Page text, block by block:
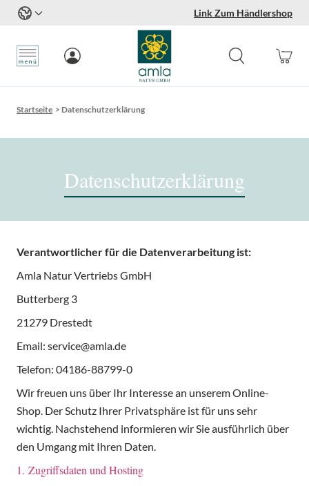
Link Zum Händlershop
Startseite > Datenschutzerklärung
Datenschutzerklärung
Verantwortlicher für die Datenverarbeitung ist:
Amla Natur Vertriebs GmbH
Butterberg 3
21279 Drestedt
Email: service@amla.de
Telefon: 04186-88799-0
Wir freuen uns über Ihr Interesse an unserem Online-
Shop. Der Schutz Ihrer Privatsphäre ist für uns sehr
wichtig. Nachstehend informieren wir Sie ausführlich über
den Umgang mit Ihren Daten.
1. Zugriffsdaten und Hosting